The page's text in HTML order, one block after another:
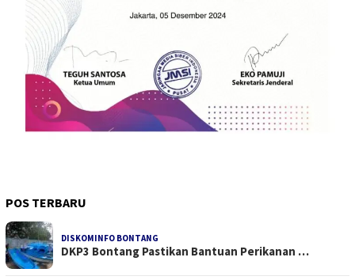
POS TERBARU
DISKOMINFO BONTANG
DKP3 Bontang Pastikan Bantuan Perikanan …